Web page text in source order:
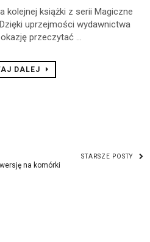
kolejnej książki z serii Magiczne
uprzejmości wydawnictwa
przeczytać ...
DALEJ
STARSZE POSTY
na komórki